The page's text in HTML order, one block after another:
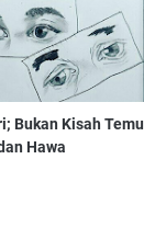
Bukan Kisah Temu
Hawa